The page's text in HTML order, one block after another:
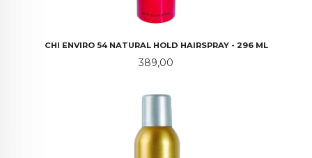
CHI ENVIRO 54 NATURAL HOLD HAIRSPRAY - 296 ML
Pris
389,00